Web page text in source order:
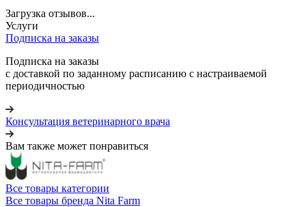
Загрузка отзывов...
Услуги
Подписка на заказы
Подписка на заказы
с доставкой по заданному расписанию с настраиваемой
периодичностью
Консультация ветеринарного врача
Вам также может понравиться
Все товары категории
Все товары бренда Nita Farm